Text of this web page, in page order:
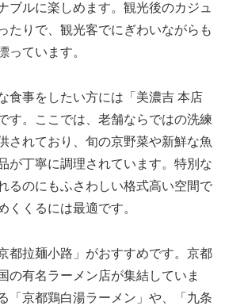
ブルに楽しめます。観光後のカジュ
たりで、観光客でにぎわいながらも
っています。
食事をしたい方には「美濃吉 本店
す。ここでは、老舗ならではの洗練
されており、旬の京野菜や新鮮な魚
が丁寧に調理されています。特別な
るのにもふさわしい格式高い空間で
くくるには最適です。
都拉麺小路」がおすすめです。京都
の有名ラーメン店が集結していま
「京都鶏白湯ラーメン」や、「九条